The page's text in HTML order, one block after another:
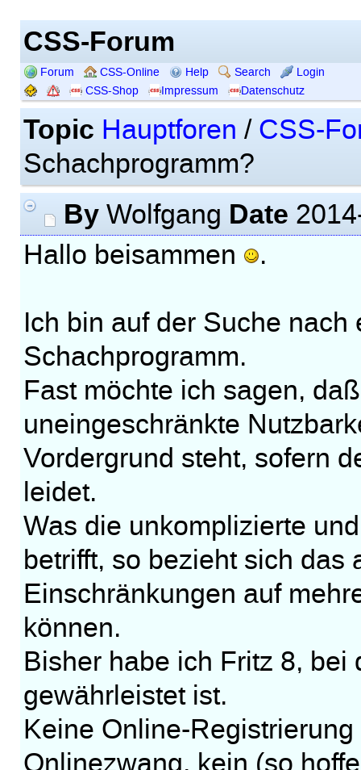
CSS-Forum
Forum CSS-Online Help Search
Login
CSS-Shop
Impressum Datenschutz
Topic Hauptforen / CSS-
Schachprogramm?
ByWolfgang Date
Hallo beisammen
.
Ich bin auf der Suche
Schachprogramm.
Fast möchte ich sagen,
uneingeschränkte
Vordergrund steht, sofern
leidet.
Was die unkomplizierte
betrifft, so bezieht sich das
Einschränkungen auf
können.
Bisher habe ich Fritz 8, bei
gewährleistet ist.
Keine Online-